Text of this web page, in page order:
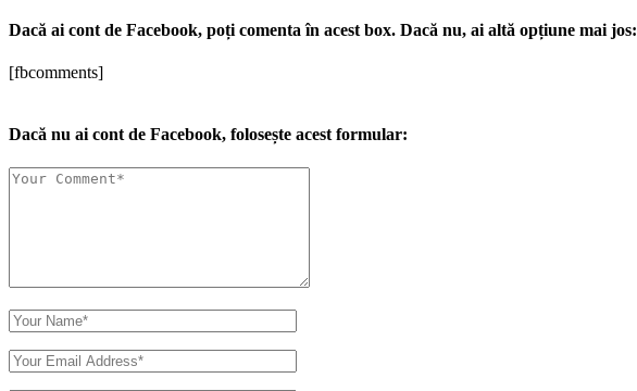
Dacă ai cont de Facebook, poți comenta în acest box. Dacă nu, ai altă opțiune mai jos:
[fbcomments]
Dacă nu ai cont de Facebook, folosește acest formular: